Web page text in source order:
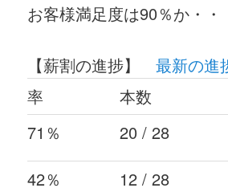
お客様満足度は90％か・・
【薪割の進捗】最新の進
率
本数
71％
20 / 28
42％
12 / 28